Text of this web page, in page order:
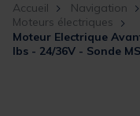
Accueil Navigation
Moteurs électriques
Moteur Electrique
lbs - 24/36V - Sonde